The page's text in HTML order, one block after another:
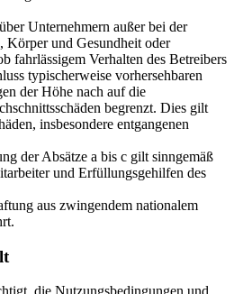
Unternehmern außer bei der
Körper und Gesundheit oder
fahrlässigem Verhalten des Betreibers
typischerweise vorhersehbaren
der Höhe nach auf die
begrenzt. Dies gilt
insbesondere entgangenen
der Absätze a bis c gilt sinngemäß
und Erfüllungsgehilfen des
aus zwingendem nationalem